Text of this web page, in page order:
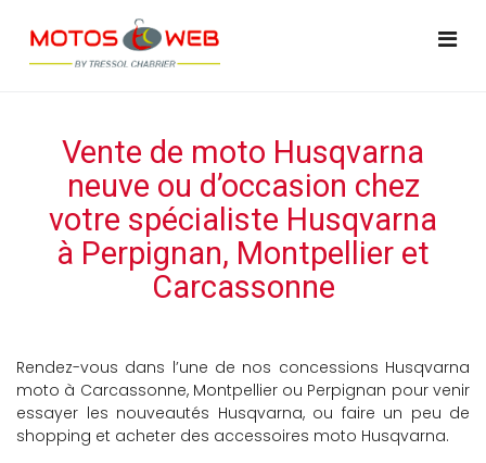
Vente de moto Husqvarna
neuve ou d’occasion chez
votre spécialiste Husqvarna
à Perpignan, Montpellier et
Carcassonne
Rendez-vous dans l’une de nos concessions Husqvarna
moto à Carcassonne, Montpellier ou Perpignan pour venir
essayer les nouveautés Husqvarna, ou faire un peu de
shopping et acheter des accessoires moto Husqvarna.